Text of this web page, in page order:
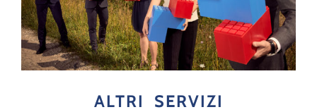
ALTRI SERVIZI